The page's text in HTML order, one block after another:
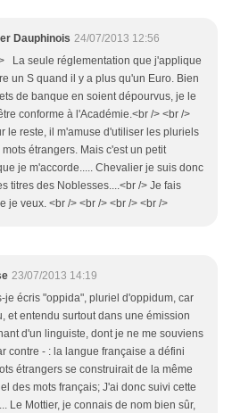
Dauphinois 24/07/2013 12:56
La seule réglementation que j'applique
un S quand il y a plus qu'un Euro. Bien
de banque en soient dépourvus, je le
conforme à l'Académie.<br /> <br />
le reste, il m'amuse d'utiliser les pluriels
étrangers. Mais c'est un petit
je m'accorde..... Chevalier je suis donc
titres des Noblesses....<br /> Je fais
je veux. <br /> <br /> <br /> <br />
23/07/2013 14:19
je écris "oppida", pluriel d'oppidum, car
et entendu surtout dans une émission
d'un linguiste, dont je ne me souviens
contre - : la langue française a défini
étrangers se construirait de la même
des mots français; J'ai donc suivi cette
Le Mottier, je connais de nom bien sûr,